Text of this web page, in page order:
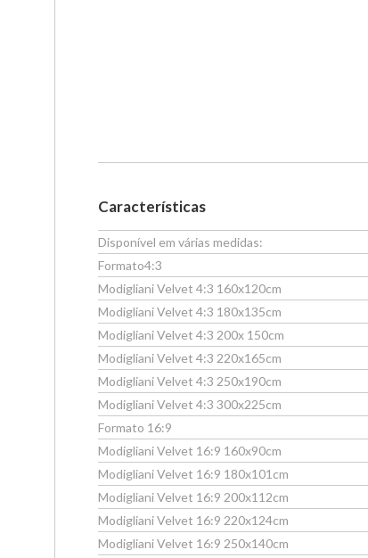
Características
Disponível em várias medidas:
Formato4:3
Modigliani Velvet 4:3 160x120cm
Modigliani Velvet 4:3 180x135cm
Modigliani Velvet 4:3 200x 150cm
Modigliani Velvet 4:3 220x165cm
Modigliani Velvet 4:3 250x190cm
Modigliani Velvet 4:3 300x225cm
Formato 16:9
Modigliani Velvet 16:9 160x90cm
Modigliani Velvet 16:9 180x101cm
Modigliani Velvet 16:9 200x112cm
Modigliani Velvet 16:9 220x124cm
Modigliani Velvet 16:9 250x140cm